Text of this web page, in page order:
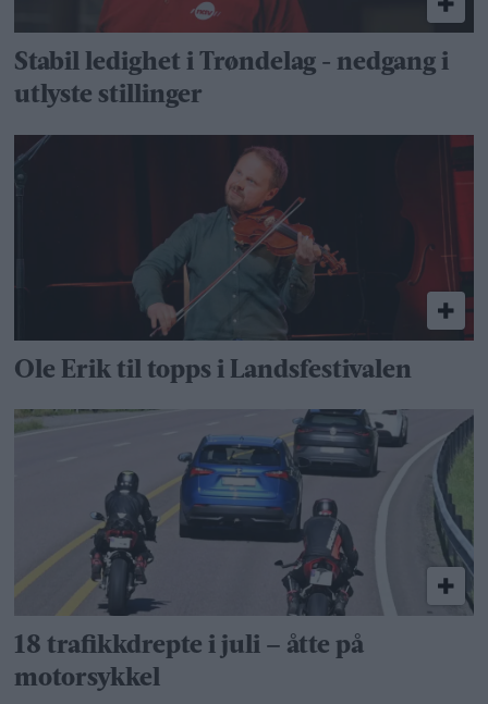
Stabil ledighet i Trøndelag - nedgang i
utlyste stillinger
Ole Erik til topps i Landsfestivalen
18 trafikkdrepte i juli – åtte på
motorsykkel